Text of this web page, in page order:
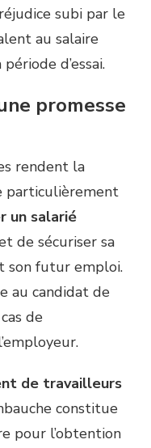
subi par le
au salaire
d’essai.
promesse
rendent la
particulièrement
un salarié
de sécuriser sa
son futur emploi.
au candidat de
de
de travailleurs
constitue
pour l’obtention